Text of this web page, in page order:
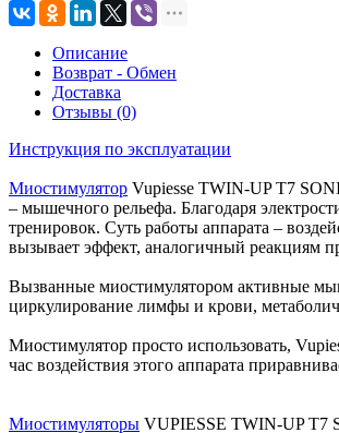
Описание
Возврат - Обмен
Доставка
Отзывы (0)
Инструкция по эксплуатации
Миостимулятор Vupiesse TWIN-UP T7
– мышечного рельефа. Благодаря
тренировок. Суть работы аппарата –
вызывает эффект, аналогичный реакциям
Вызванные миостимулятором активные
циркулирование лимфы и крови,
Миостимулятор просто использовать,
час воздействия этого аппарата
Миостимуляторы VUPIESSE TWIN-UP T7